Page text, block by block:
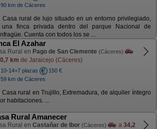
90 km de Cáceres
Casa rural de lujo situado en un entorno privilegiado,
una finca privada dentro del parque Nacional de
Cuenta con todos los se ...
El Azahar
Rural en Pago de San Clemente (Cáceres)
km de Jaraicejo (Cáceres)
10-14+7 plazas
150 €
59 km de Cáceres
Casa rural en Trujillo, Extremadura, de alquiler íntegro
habitaciones. ...
Rural Amanecer
Rural en Castañar de Ibor (Cáceres) a 34,2